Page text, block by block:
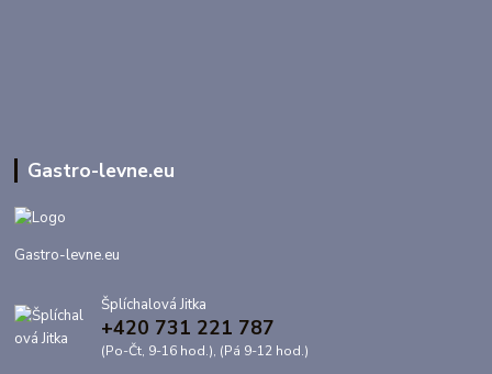
Gastro-levne.eu
Gastro-levne.eu
Šplíchalová Jitka
+420 731 221 787
(Po-Čt, 9-16 hod.), (Pá 9-12 hod.)